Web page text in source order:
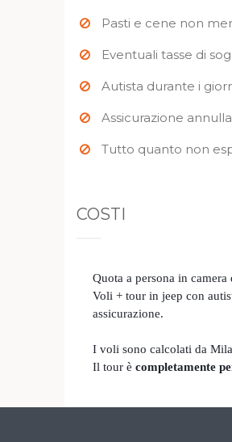
Pasti e cene non
Eventuali tasse di
Autista durante i
Assicurazione
Tutto quanto non
COSTI
Quota a persona in camera
Voli + tour in jeep con
assicurazione.
I voli sono calcolati da
Il tour è completamente